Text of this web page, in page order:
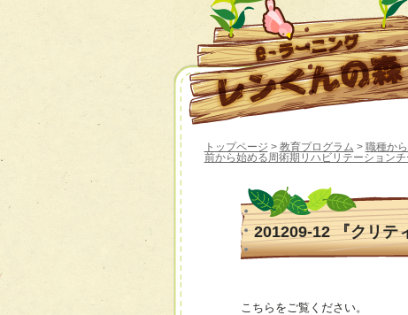
トップページ > 教育プログラム > 職種か
前から始める周術期リハビリテーションチ
201209-12 『クリテ
こちらをご覧ください。